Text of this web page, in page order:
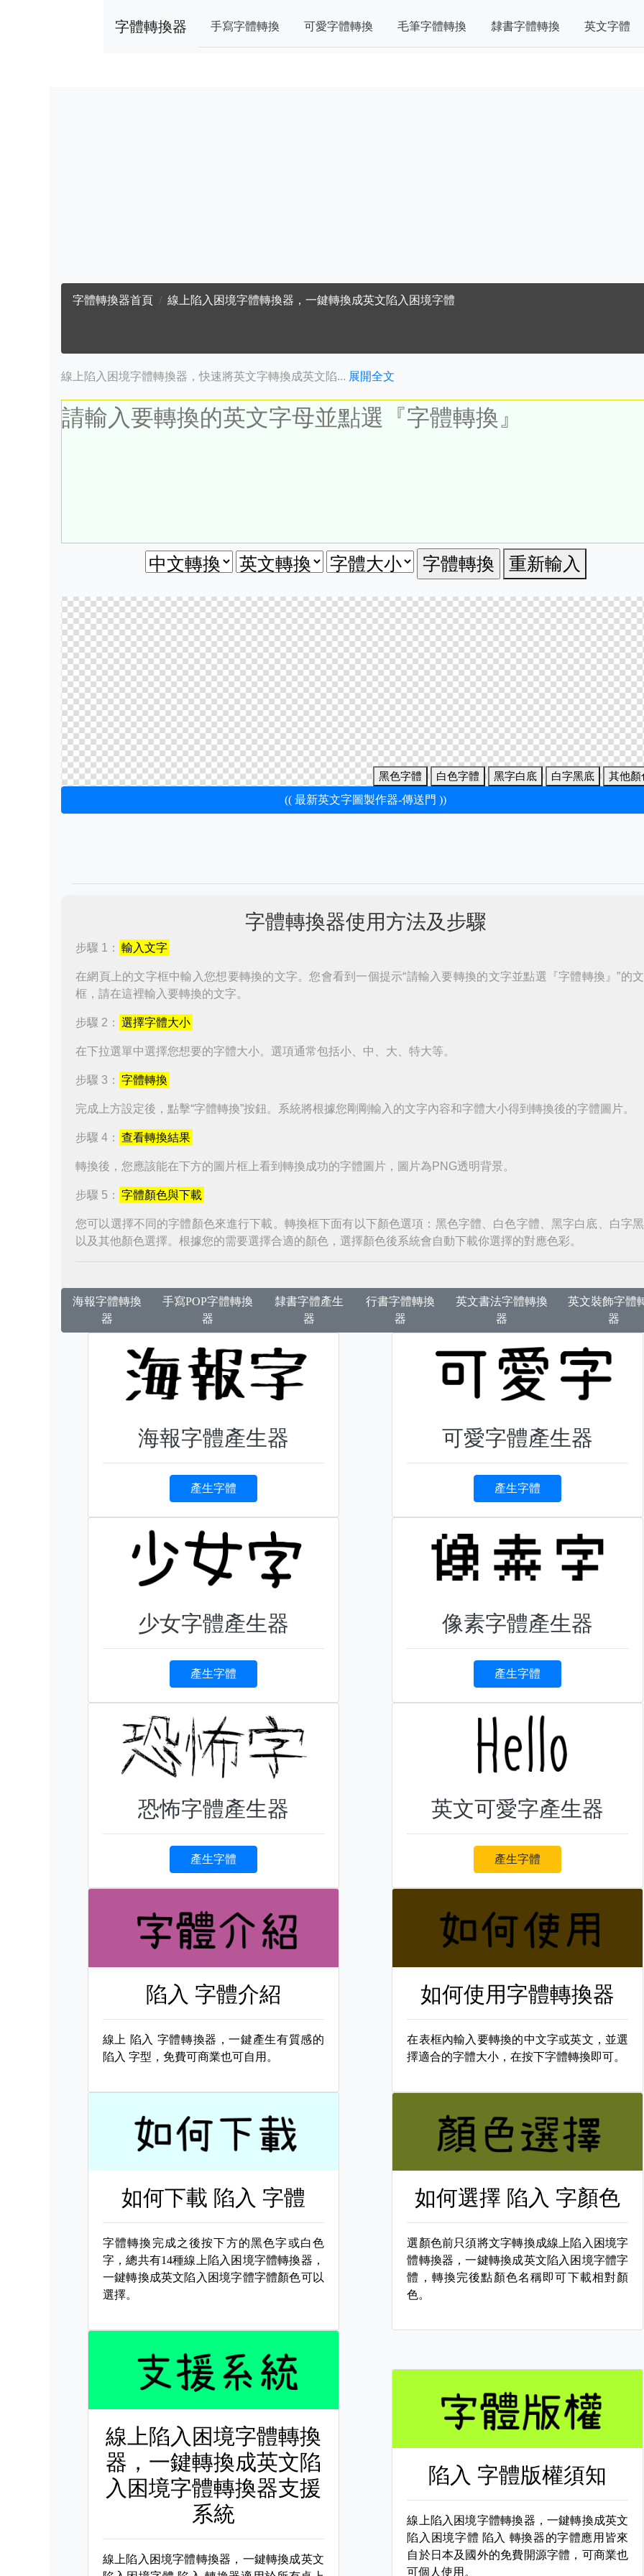
字體轉換器 手寫字體轉換 可愛字體轉換 毛筆字體轉換 隸書字體轉換 英文字體
字體轉換器首頁 線上陷入困境字體轉換器，一鍵轉換成英文陷入困境字體
線上陷入困境字體轉換器，快速將英文字轉換成英文陷... 展開全文
重新輸入
黑色字體 白色字體 黑字白底 白字黑底 其他
(( 最新英文字圖製作器-傳送門 ))
字體轉換器使用方法及步驟
步驟 1： 輸入文字
在網頁上的文字框中輸入您想要轉換的文字。您會看到一個提示“請輸入要轉換的文字並點選『字體轉換』”的
框，請在這裡輸入要轉換的文字。
步驟 2： 選擇字體大小
在下拉選單中選擇您想要的字體大小。選項通常包括小、中、大、特大等。
步驟 3： 字體轉換
完成上方設定後，點擊“字體轉換”按鈕。系統將根據您剛剛輸入的文字內容和字體大小得到轉換後的字體圖片。
步驟 4： 查看轉換結果
轉換後，您應該能在下方的圖片框上看到轉換成功的字體圖片，圖片為PNG透明背景。
步驟 5： 字體顏色與下載
您可以選擇不同的字體顏色來進行下載。轉換框下面有以下顏色選項：黑色字體、白色字體、黑字白底、白字
以及其他顏色選擇。根據您的需要選擇合適的顏色，選擇顏色後系統會自動下載你選擇的對應色彩。
海報字體轉換
器
手寫POP字體轉換
器
隸書字體產生
器
行書字體轉換
器
英文書法字體轉換
器
英文裝飾字體
器
海報字體產生器
產生字體
可愛字體產生器
產生字體
少女字體產生器
產生字體
像素字體產生器
產生字體
恐怖字體產生器
產生字體
英文可愛字產生器
產生字體
陷入 字體介紹
線上 陷入 字體轉換器，一鍵產生有質感的
陷入 字型，免費可商業也可自用。
如何使用字體轉換器
在表框內輸入要轉換的中文字或英文，並選
擇適合的字體大小，在按下字體轉換即可。
如何下載 陷入 字體
字體轉換完成之後按下方的黑色字或白色
字，總共有14種線上陷入困境字體轉換器，
一鍵轉換成英文陷入困境字體字體顏色可以
選擇。
如何選擇 陷入 字顏色
選顏色前只須將文字轉換成線上陷入困境字
體轉換器，一鍵轉換成英文陷入困境字體字
體，轉換完後點顏色名稱即可下載相對顏
色。
線上陷入困境字體轉換
器，一鍵轉換成英文陷
入困境字體轉換器支援
系統
線上陷入困境字體轉換器，一鍵轉換成英文
陷入 字體版權須知
線上陷入困境字體轉換器，一鍵轉換成英文
陷入困境字體 陷入 轉換器的字體應用皆來
自於日本及國外的免費開源字體，可商業也
可個人使用。